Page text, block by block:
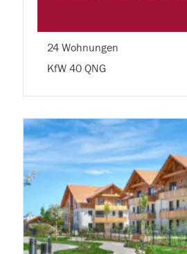
24 Wohnungen
KfW 40 QNG